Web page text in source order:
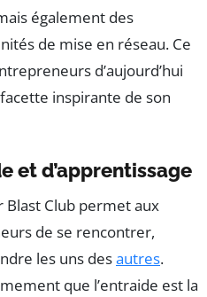
également des
de mise en réseau. Ce
d’aujourd’hui
inspirante de son
et d’apprentissage
Blast Club permet aux
de se rencontrer,
les uns desautres.
que l’entraide est la